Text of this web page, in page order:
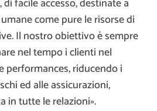
come pure le risorse di
Il nostro obiettivo è sempre
nel tempo i clienti nel
performances, riducendo i
ed alle assicurazioni,
in tutte le relazioni».